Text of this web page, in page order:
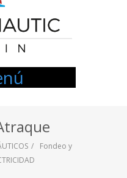
Fondeo y